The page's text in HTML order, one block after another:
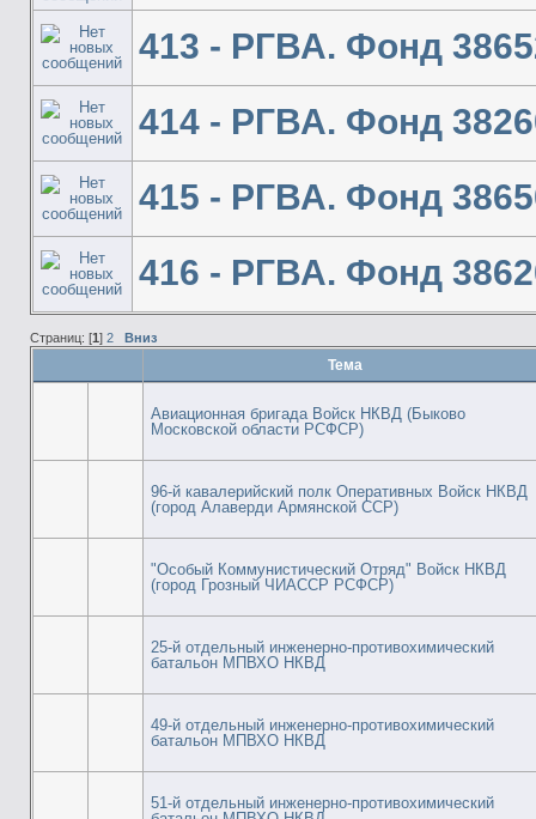
413 - РГВА. Фонд
414 - РГВА. Фонд
415 - РГВА. Фонд
416 - РГВА. Фонд
Страниц: [1] 2 Вниз
Тема
Авиационная бригада Войск НКВД (Быково
Московской области РСФСР)
96-й кавалерийский полк Оперативных Войск НКВД
(город Алаверди Армянской ССР)
"Особый Коммунистический Отряд" Войск НКВД
(город Грозный ЧИАССР РСФСР)
25-й отдельный инженерно-противохимический
батальон МПВХО НКВД
49-й отдельный инженерно-противохимический
батальон МПВХО НКВД
51-й отдельный инженерно-противохимический